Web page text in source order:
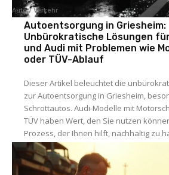
Auto / Verkehr
Autoentsorgung in Griesheim:
Unbürokratische Lösungen
und Audi mit Problemen wie
oder TÜV-Ablauf
Dieser Artikel beleuchtet die
zur Autoentsorgung in Griesheim,
Schrottautos. Audi-Modelle mit
TÜV haben Wert, den Sie nutzen
Prozess, der Ihnen hilft, nachhaltig zu